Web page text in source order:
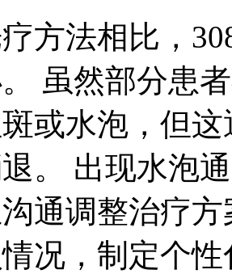
方法相比，
虽然部分患
或水泡，但
。 出现水泡
通调整治疗
况，制定个